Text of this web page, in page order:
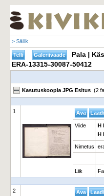
> Säilik
Pala |
ERA-13315-30087-50412
Kasutuskoopia JPG Esitus (2
1
Viide
H
H
Nimetus
Liik
2